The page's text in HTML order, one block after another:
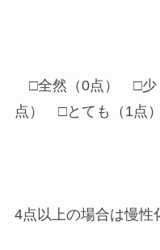
□全然（0点） □少
点） □とても（1点
4点以上の場合は慢性